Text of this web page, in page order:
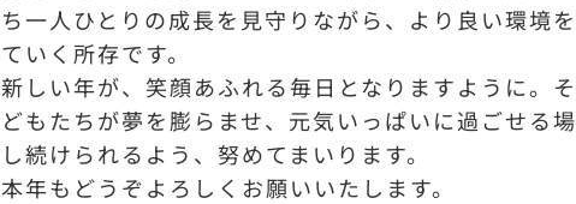
ち一人ひとりの成長を見守りながら、より良い環境
ていく所存です。
新しい年が、笑顔あふれる毎日となりますように。
どもたちが夢を膨らませ、元気いっぱいに過ごせる
し続けられるよう、努めてまいります。
本年もどうぞよろしくお願いいたします。